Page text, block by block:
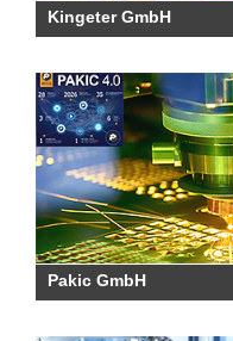
Kingeter GmbH
Pakic GmbH